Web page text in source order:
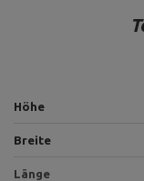
Höhe
Breite
Länge